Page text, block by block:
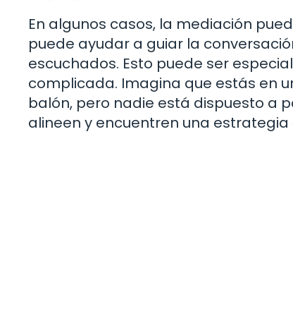
En algunos casos, la mediación
puede ayudar a guiar la
escuchados. Esto puede ser
complicada. Imagina que estás en
balón, pero nadie está dispuesto a
alineen y encuentren una